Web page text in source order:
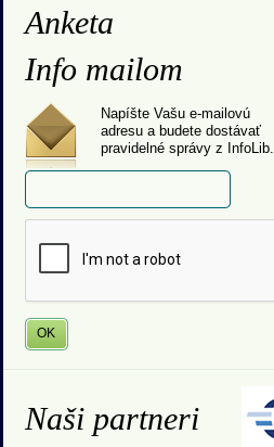
Anketa
Info mailom
Napíšte Vašu e-mailovú
adresu a budete dostávať
pravidelné správy z InfoLib.
Naši partneri